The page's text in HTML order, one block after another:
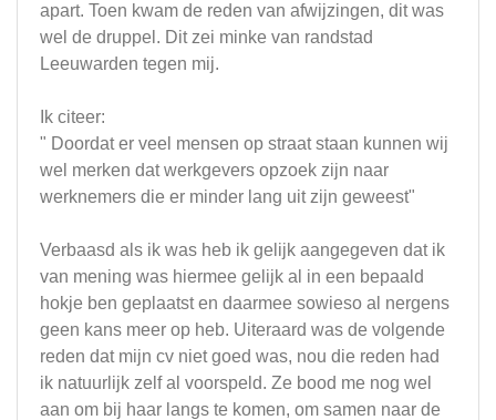
apart. Toen kwam de reden van afwijzingen, dit was
wel de druppel. Dit zei minke van randstad
Leeuwarden tegen mij.
Ik citeer:
" Doordat er veel mensen op straat staan kunnen wij
wel merken dat werkgevers opzoek zijn naar
werknemers die er minder lang uit zijn geweest"
Verbaasd als ik was heb ik gelijk aangegeven dat ik
van mening was hiermee gelijk al in een bepaald
hokje ben geplaatst en daarmee sowieso al nergens
geen kans meer op heb. Uiteraard was de volgende
reden dat mijn cv niet goed was, nou die reden had
ik natuurlijk zelf al voorspeld. Ze bood me nog wel
aan om bij haar langs te komen, om samen naar de